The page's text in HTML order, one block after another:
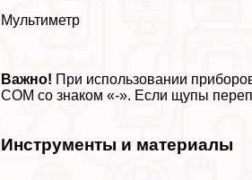
Мультиметр
Важно! При использовании
COM со знаком «-». Если щупы
Инструменты и материалы